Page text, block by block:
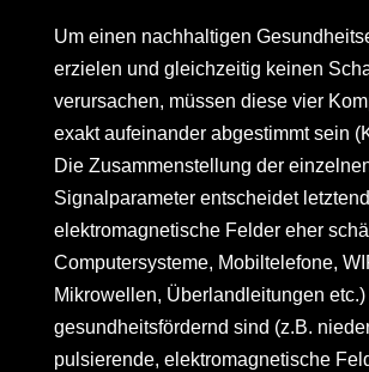
Um einen nachhaltigen
erzielen und gleichzeitig keinen
verursachen, müssen diese vier
exakt aufeinander abgestimmt sein
Die Zusammenstellung der
Signalparameter entscheidet
elektromagnetische Felder eher
Computersysteme, Mobiltelefone,
Mikrowellen, Überlandleitungen etc.)
gesundheitsfördernd sind (z.B.
pulsierende, elektromagnetische